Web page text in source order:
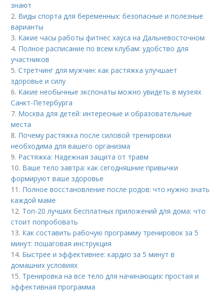
знают
2. Виды спорта для беременных: безопасные и полезные
варианты
3. Какие часы работы фитнес хауса на Дальневосточном
4. Полное расписание по всем клубам: удобство для
участников
5.Стретчинг для мужчин: как растяжка улучшает
здоровье и силу
6. Какие необычные экспонаты можно увидеть в музеях
Санкт-Петербурга
7. Москва для детей: интересные и образовательные
места
8. Почему растяжка после силовой тренировки
необходима для вашего организма
9. Растяжка: Надежная защита от травм
10. Ваше тело завтра: как сегодняшние привычки
формируют ваше здоровье
11. Полное восстановление после родов: что нужно знать
каждой маме
12. Топ-20 лучших бесплатных приложений для дома: что
стоит попробовать
13. Как составить рабочую программу тренировок за 5
минут: пошаговая инструкция
14. Быстрее и эффективнее: кардио за 5 минут в
домашних условиях
15. Тренировка на все тело для начинающих: простая и
эффективная программа